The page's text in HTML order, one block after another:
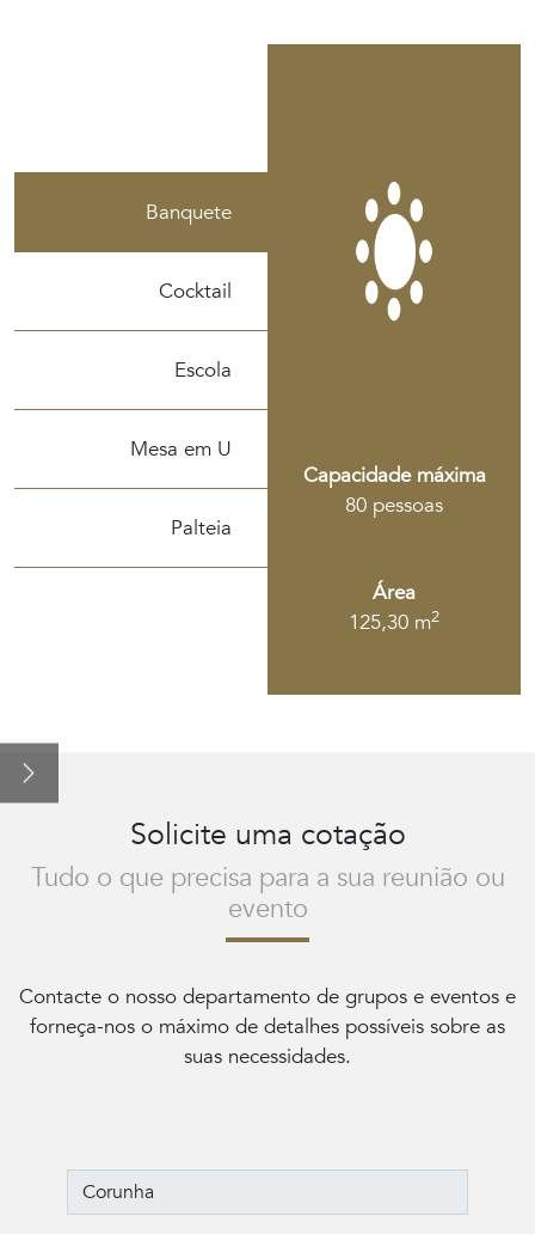
e eventos
cidade: Corunha
Banquete
Cocktail
Escola
Mesa em U
Palteia
Capacidade máxima
80 pessoas
Área
125,30 m2
Solicite uma cotação
Tudo o que precisa para a sua reunião ou
evento
Contacte o nosso departamento de grupos e eventos e
forneça-nos o máximo de detalhes possíveis sobre as
suas necessidades.